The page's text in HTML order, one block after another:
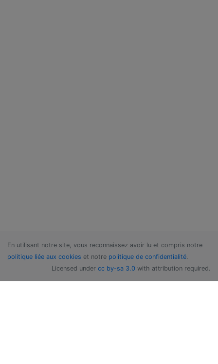
En utilisant notre site, vous reconnaissez avoir lu et compris notre
politique liée aux cookies et notre politique de confidentialité.
Licensed under cc by-sa 3.0 with attribution required.